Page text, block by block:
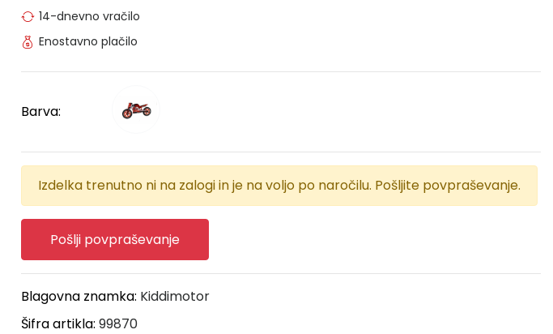
14-dnevno vračilo
Enostavno plačilo
Barva:
Izdelka trenutno ni na zalogi in je na voljo po naročilu. Pošljite povpraševanje.
Pošlji povpraševanje
Blagovna znamka: Kiddimotor
Šifra artikla: 99870